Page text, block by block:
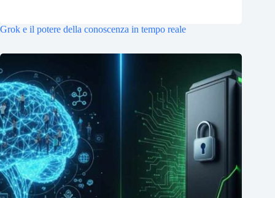
Grok e il potere della conoscenza in tempo reale